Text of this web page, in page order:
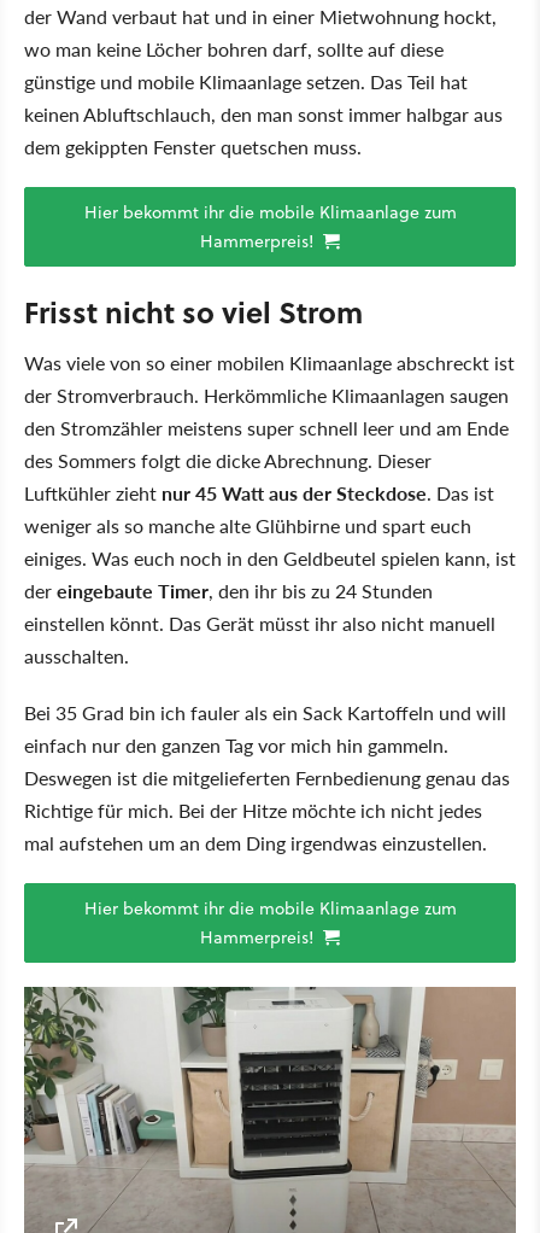
der Wand verbaut hat und in einer Mietwohnung hockt,
wo man keine Löcher bohren darf, sollte auf diese
günstige und mobile Klimaanlage setzen. Das Teil hat
keinen Abluftschlauch, den man sonst immer halbgar aus
dem gekippten Fenster quetschen muss.
Hier bekommt ihr die mobile Klimaanlage zum
Hammerpreis!
Frisst nicht so viel Strom
Was viele von so einer mobilen Klimaanlage abschreckt ist
der Stromverbrauch. Herkömmliche Klimaanlagen saugen
den Stromzähler meistens super schnell leer und am Ende
des Sommers folgt die dicke Abrechnung. Dieser
Luftkühler zieht nur 45 Watt aus der Steckdose. Das ist
weniger als so manche alte Glühbirne und spart euch
einiges. Was euch noch in den Geldbeutel spielen kann, ist
dereingebaute Timer, den ihr bis zu 24 Stunden
einstellen könnt. Das Gerät müsst ihr also nicht manuell
ausschalten.
Bei 35 Grad bin ich fauler als ein Sack Kartoffeln und will
einfach nur den ganzen Tag vor mich hin gammeln.
Deswegen ist die mitgelieferten Fernbedienung genau das
Richtige für mich. Bei der Hitze möchte ich nicht jedes
mal aufstehen um an dem Ding irgendwas einzustellen.
Hier bekommt ihr die mobile Klimaanlage zum
Hammerpreis!